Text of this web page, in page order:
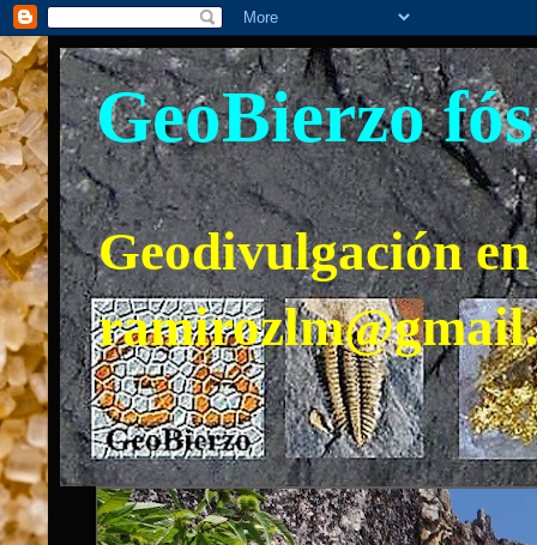
GeoBierzo
Geodivulgación